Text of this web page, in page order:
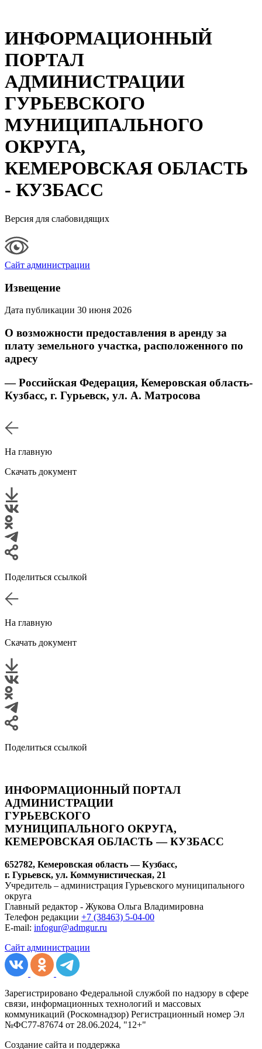
ИНФОРМАЦИОННЫЙ
ПОРТАЛ
АДМИНИСТРАЦИИ
ГУРЬЕВСКОГО
МУНИЦИПАЛЬНОГО
ОКРУГА,
КЕМЕРОВСКАЯ ОБЛАСТЬ
- КУЗБАСС
Версия для слабовидящих
Сайт администрации
Извещение
Дата публикации 30 июня 2026
О возможности предоставления в аренду за
плату земельного участка, расположенного по
адресу
— Российская Федерация, Кемеровская область-
Кузбасс, г. Гурьевск, ул. А. Матросова
На главную
Скачать документ
Поделиться ссылкой
На главную
Скачать документ
Поделиться ссылкой
ИНФОРМАЦИОННЫЙ ПОРТАЛ
АДМИНИСТРАЦИИ
ГУРЬЕВСКОГО
МУНИЦИПАЛЬНОГО ОКРУГА,
КЕМЕРОВСКАЯ ОБЛАСТЬ — КУЗБАСС
652782, Кемеровская область — Кузбасс,
г. Гурьевск, ул. Коммунистическая, 21
Учредитель – администрация Гурьевского муниципального
округа
Главный редактор - Жукова Ольга Владимировна
Телефон редакции +7 (38463) 5-04-00
E-mail: infogur@admgur.ru
Сайт администрации
Зарегистрировано Федеральной службой по надзору в сфере
связи, информационных технологий и массовых
коммуникаций (Роскомнадзор) Регистрационный номер Эл
№ФС77-87674 от 28.06.2024, "12+"
Создание сайта и поддержка